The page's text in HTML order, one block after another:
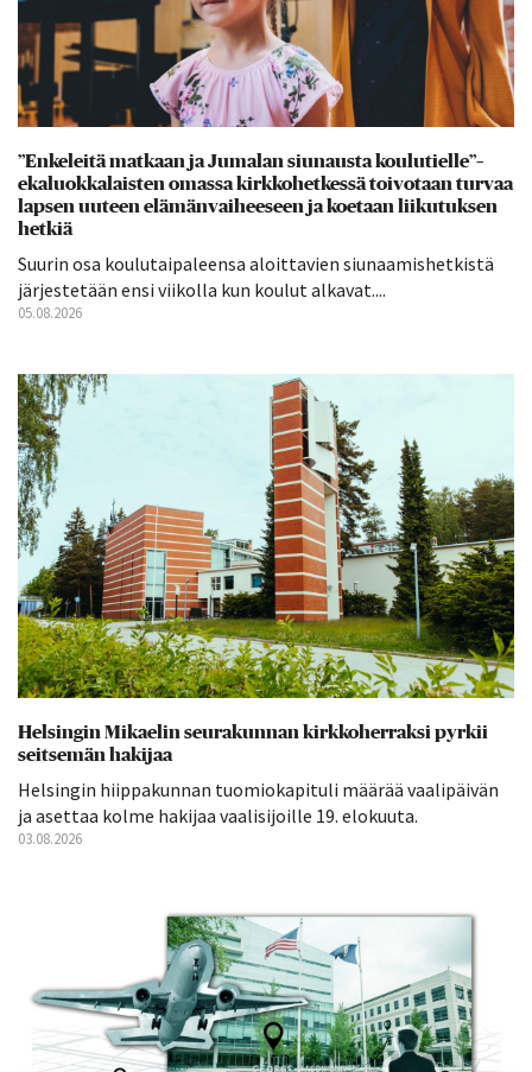
”Enkeleitä matkaan ja Jumalan siunausta koulutielle”–
ekaluokkalaisten omassa kirkkohetkessä toivotaan turvaa
lapsen uuteen elämänvaiheeseen ja koetaan liikutuksen
hetkiä
Suurin osa koulutaipaleensa aloittavien siunaamishetkistä
järjestetään ensi viikolla kun koulut alkavat....
05.08.2026
Helsingin Mikaelin seurakunnan kirkkoherraksi pyrkii
seitsemän hakijaa
Helsingin hiippakunnan tuomiokapituli määrää vaalipäivän
ja asettaa kolme hakijaa vaalisijoille 19. elokuuta.
03.08.2026